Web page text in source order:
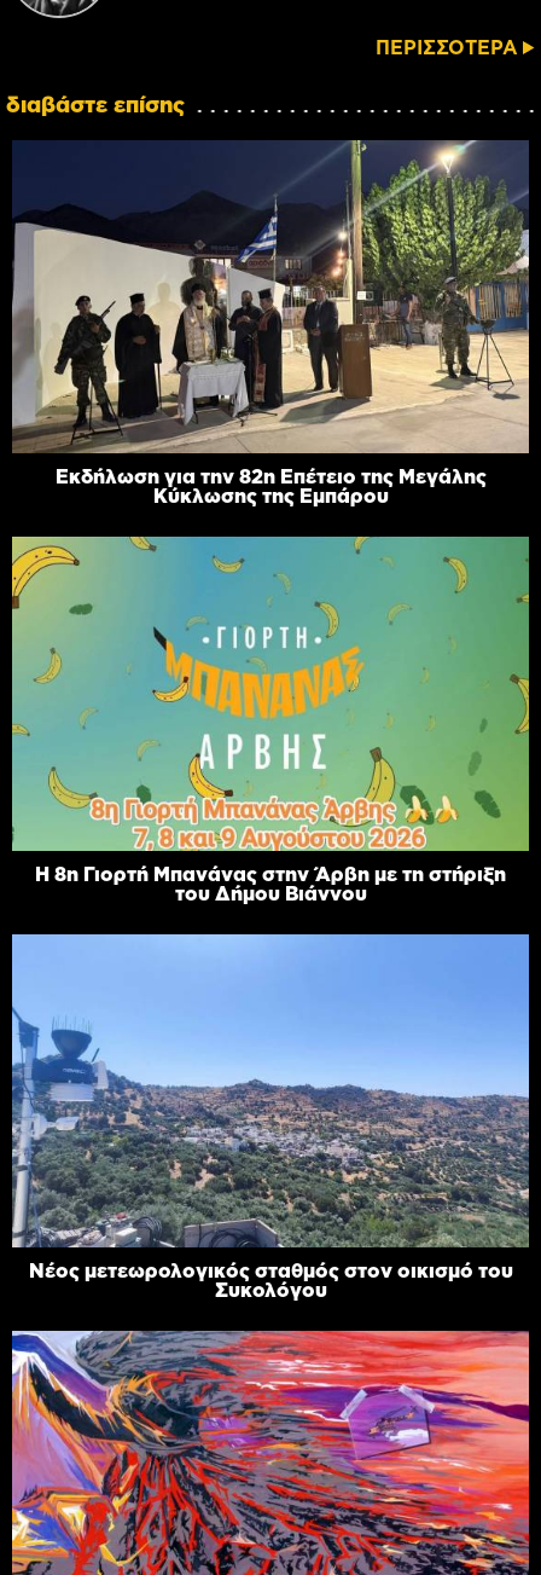
ΠΕΡΙΣΣΟΤΕΡΑ
διαβάστε επίσης
Εκδήλωση για την 82η Επέτειο της Μεγάλης
Κύκλωσης της Εμπάρου
Η 8η Γιορτή Μπανάνας στην Άρβη με τη στήριξη
του Δήμου Βιάννου
Νέος μετεωρολογικός σταθμός στον οικισμό του
Συκολόγου